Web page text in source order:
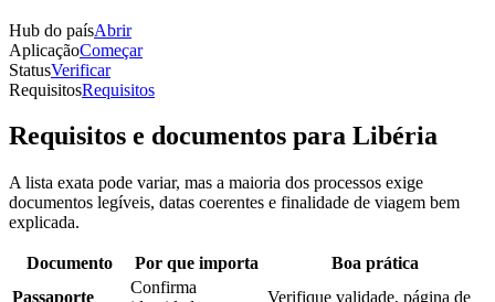
Hub do paísAbrir
AplicaçãoComeçar
StatusVerificar
RequisitosRequisitos
Requisitos e documentos para Libéria
A lista exata pode variar, mas a maioria dos processos exige
documentos legíveis, datas coerentes e finalidade de viagem bem
explicada.
Documento Por que importa
Boa prática
Passaporte
Confirma
Verifique validade, página de